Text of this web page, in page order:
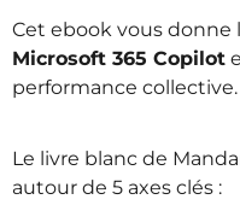
Cet ebook vous donne
Microsoft 365 Copilot
performance collective.
Le livre blanc de
autour de 5 axes clés :